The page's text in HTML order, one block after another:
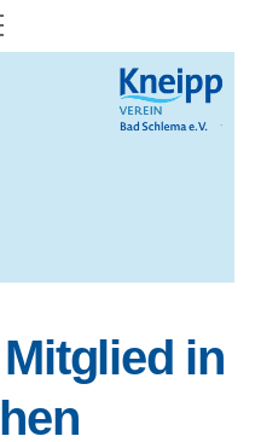
Menu
in